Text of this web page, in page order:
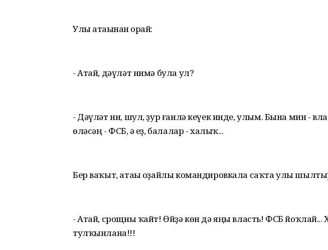
Улы атаһынан һорай:
- Атай, дәүләт нимә була ул?
- Дәүләт ни, шул, ҙур ғаилә кеүек инде, улым. Бына мин -
өләсәң - ФСБ, ә һеҙ, балалар - халыҡ...
Бер ваҡыт, атаһы оҙайлы командировкала саҡта улы
- Атай, срощны ҡайт! Өйҙә көн дә яңы власть! ФСБ
тулҡынлана!!!